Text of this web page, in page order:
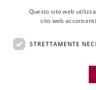
NON SOLO
Questo sito web
sito web
STRETTAMENTE